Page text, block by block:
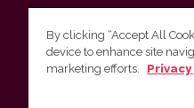
Vilnius
By clicking “Accept All
device to enhance site
marketing efforts.